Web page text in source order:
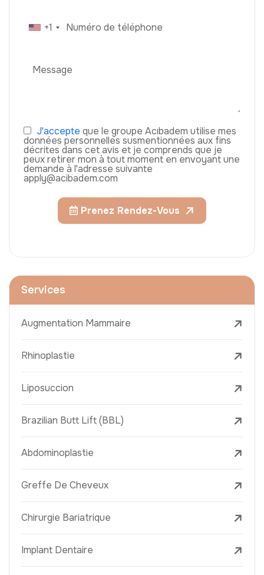
+1
J'accepte que le groupe Acıbadem utilise mes
données personnelles susmentionnées aux fins
décrites dans cet avis et je comprends que je
peux retirer mon à tout moment en envoyant une
demande à l'adresse suivante
apply@acibadem.com
Prenez Rendez-Vous
Services
Augmentation Mammaire
Rhinoplastie
Liposuccion
Brazilian Butt Lift (BBL)
Abdominoplastie
Greffe De Cheveux
Chirurgie Bariatrique
Implant Dentaire